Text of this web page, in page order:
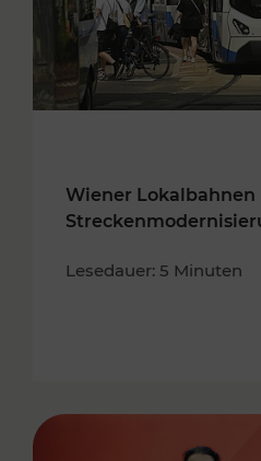
Wiener Lokalbahnen
Lesedauer: 5 Minuten